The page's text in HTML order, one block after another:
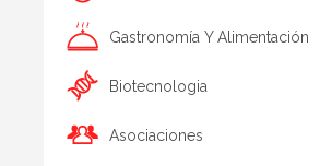
Gastronomía Y Alimentación
Biotecnologia
Asociaciones